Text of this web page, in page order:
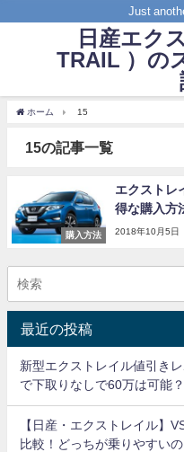
Just
日産エク
TRAIL ）の
ホーム 15
15の記事一覧
購入方法
エクストレ
得な購入方
2018年10月5日
最近の投稿
新型エクストレイル値引き
で下取りなしで60万は可能？
【日産・エクストレイル】
比較！どっちが乗りやすいの